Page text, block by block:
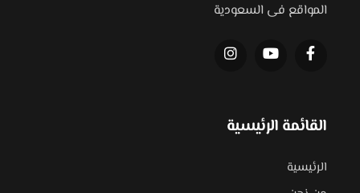
المواقع فى السعودية
القائمة الرئيسية
الرئيسية